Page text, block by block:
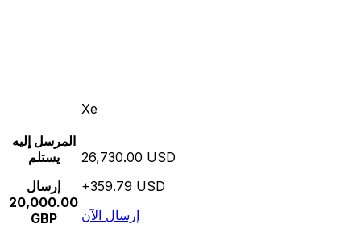
Xe
المرسل إليه
يستلم
إرسال
20,000.00
GBP
26,730.00 USD
+359.79 USD
إرسال الآن